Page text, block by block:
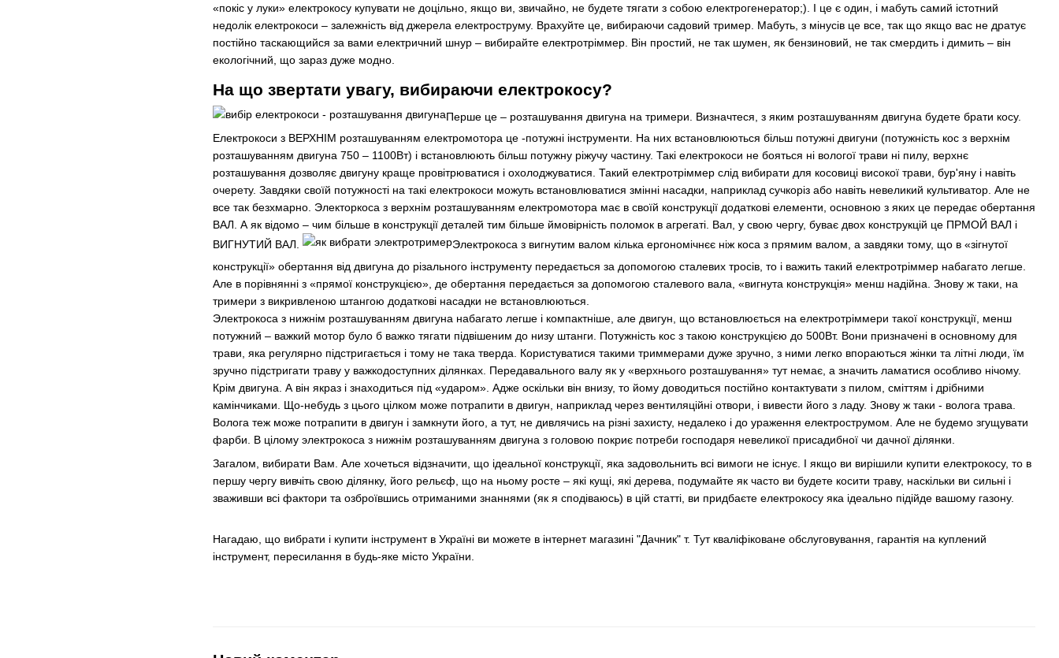
«покіс у луки» електрокосу купувати не доцільно, якщо ви, звичайно, не будете тягати з собою електрогенератор;). І це є один, і мабуть самий істотний
недолік електрокоси – залежність від джерела електроструму. Врахуйте це, вибираючи садовий тример. Мабуть, з мінусів це все, так що якщо вас не дратує
постійно таскающийся за вами електричний шнур – вибирайте електротріммер. Він простий, не так шумен, як бензиновий, не так смердить і димить – він
екологічний, що зараз дуже модно.
На що звертати увагу, вибираючи електрокосу?
Перше це – розташування двигуна на тримери. Визначтеся, з яким розташуванням двигуна будете брати косу.
Електрокоси з ВЕРХНІМ розташуванням електромотора це -потужні інструменти. На них встановлюються більш потужні двигуни (потужність кос з верхнім
розташуванням двигуна 750 – 1100Вт) і встановлюють більш потужну ріжучу частину. Такі електрокоси не бояться ні вологої трави ні пилу, верхнє
розташування дозволяє двигуну краще провітрюватися і охолоджуватися. Такий електротріммер слід вибирати для косовиці високої трави, бур'яну і навіть
очерету. Завдяки своїй потужності на такі електрокоси можуть встановлюватися змінні насадки, наприклад сучкоріз або навіть невеликий культиватор. Але не
все так безхмарно. Электоркоса з верхнім розташуванням електромотора має в своїй конструкції додаткові елементи, основною з яких це передає обертання
ВАЛ. А як відомо – чим більше в конструкції деталей тим більше ймовірність поломок в агрегаті. Вал, у свою чергу, буває двох конструкцій це ПРМОЙ ВАЛ і
ВИГНУТИЙ ВАЛ.
Электрокоса з вигнутим валом кілька ергономічнєє ніж коса з прямим валом, а завдяки тому, що в «зігнутої
конструкції» обертання від двигуна до різального інструменту передається за допомогою сталевих тросів, то і важить такий електротріммер набагато легше.
Але в порівнянні з «прямої конструкцією», де обертання передається за допомогою сталевого вала, «вигнута конструкція» менш надійна. Знову ж таки, на
тримери з викривленою штангою додаткові насадки не встановлюються.
Электрокоса з нижнім розташуванням двигуна набагато легше і компактніше, але двигун, що встановлюється на електротріммери такої конструкції, менш
потужний – важкий мотор було б важко тягати підвішеним до низу штанги. Потужність кос з такою конструкцією до 500Вт. Вони призначені в основному для
трави, яка регулярно підстригається і тому не така тверда. Користуватися такими триммерами дуже зручно, з ними легко впораються жінки та літні люди, їм
зручно підстригати траву у важкодоступних ділянках. Передавального валу як у «верхнього розташування» тут немає, а значить ламатися особливо нічому.
Крім двигуна. А він якраз і знаходиться під «ударом». Адже оскільки він внизу, то йому доводиться постійно контактувати з пилом, сміттям і дрібними
камінчиками. Що-небудь з цього цілком може потрапити в двигун, наприклад через вентиляційні отвори, і вивести його з ладу. Знову ж таки - волога трава.
Волога теж може потрапити в двигун і замкнути його, а тут, не дивлячись на різні захисту, недалеко і до ураження електрострумом. Але не будемо згущувати
фарби. В цілому электрокоса з нижнім розташуванням двигуна з головою покриє потреби господаря невеликої присадибної чи дачної ділянки.
Загалом, вибирати Вам. Але хочеться відзначити, що ідеальної конструкції, яка задовольнить всі вимоги не існує. І якщо ви вирішили купити електрокосу, то в
першу чергу вивчіть свою ділянку, його рельєф, що на ньому росте – які кущі, які дерева, подумайте як часто ви будете косити траву, наскільки ви сильні і
зваживши всі фактори та озброївшись отриманими знаннями (як я сподіваюсь) в цій статті, ви придбаєте електрокосу яка ідеально підійде вашому газону.
Нагадаю, що вибрати і купити інструмент в Україні ви можете в інтернет магазині "Дачник" т. Тут кваліфіковане обслуговування, гарантія на куплений
інструмент, пересилання в будь-яке місто України.